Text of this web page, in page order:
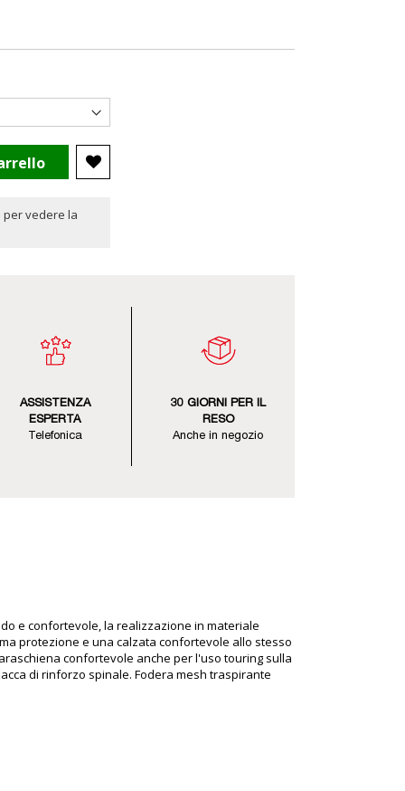
vedere la
ASSISTENZA
ESPERTA
Telefonica
30 GIORNI PER IL
RESO
Anche in negozio
e confortevole, la realizzazione in materiale
protezione e una calzata confortevole allo stesso
confortevole anche per l'uso touring sulla
di rinforzo spinale. Fodera mesh traspirante